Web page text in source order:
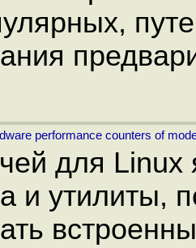
performance counters of
для Linux
и утилиты,